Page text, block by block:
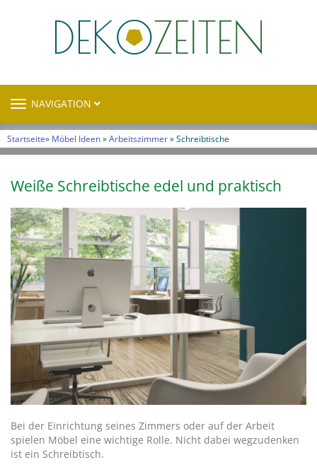
TOGGLE
NAVIGATION
Startseite» Möbel Ideen»Arbeitszimmer» Schreibtische
Weiße Schreibtische edel und praktisch
Bei der Einrichtung seines Zimmers oder auf der Arbeit
spielen Möbel eine wichtige Rolle. Nicht dabei wegzudenken
ist ein Schreibtisch.